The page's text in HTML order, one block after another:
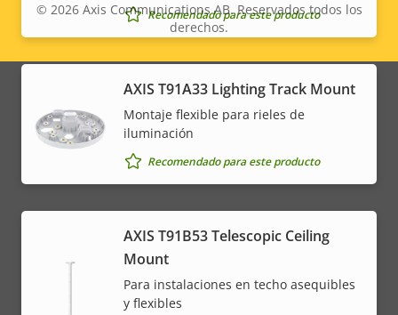
Recomendado para este producto
AXIS T91A33 Lighting Track Mount
Montaje flexible para rieles de
iluminación
Recomendado para este producto
AXIS T91B53 Telescopic Ceiling
Mount
Para instalaciones en techo asequibles
y flexibles
Legal
© 2026Axis Communications AB. Reservados todos los
derechos.